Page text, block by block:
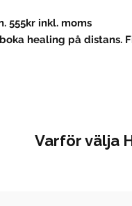
555kr inkl. moms
healing på distans.
Varför välja